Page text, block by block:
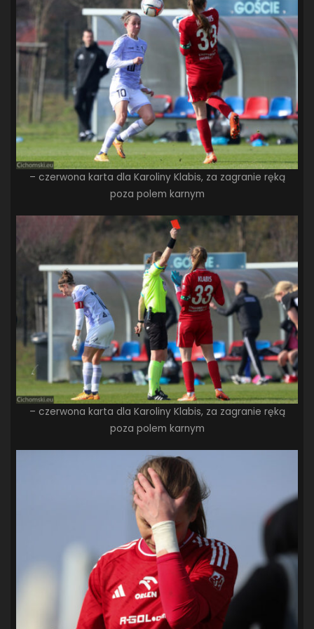
– czerwona karta dla Karoliny Klabis, za zagranie ręką
poza polem karnym
– czerwona karta dla Karoliny Klabis, za zagranie ręką
poza polem karnym